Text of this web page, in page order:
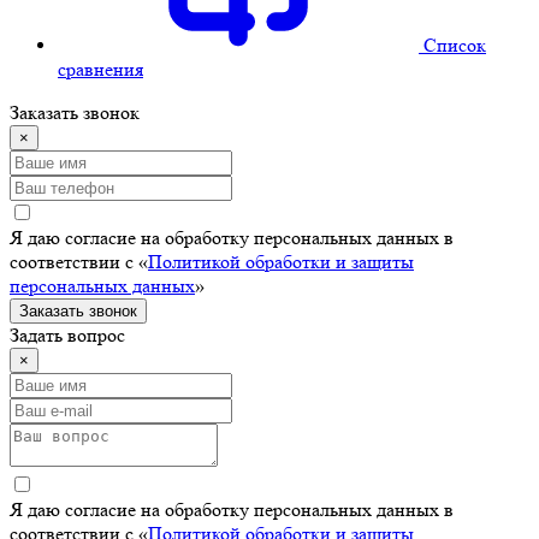
Cписок
сравнения
Заказать звонок
×
Я даю согласие на обработку персональных данных в
соответствии с «Политикой обработки и защиты
персональных данных»
Заказать звонок
Задать вопрос
×
Я даю согласие на обработку персональных данных в
соответствии с «Политикой обработки и защиты